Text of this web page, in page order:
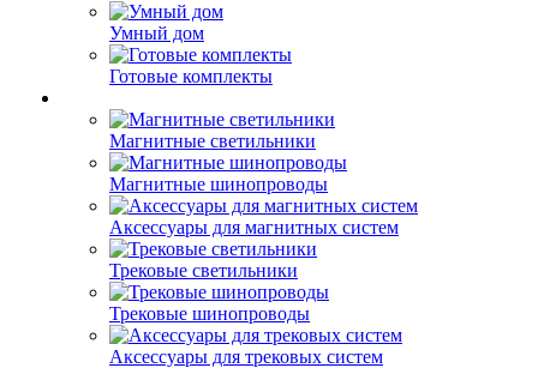
Умный дом
Готовые комплекты
Магнитные светильники
Магнитные шинопроводы
Аксессуары для магнитных систем
Трековые светильники
Трековые шинопроводы
Аксессуары для трековых систем